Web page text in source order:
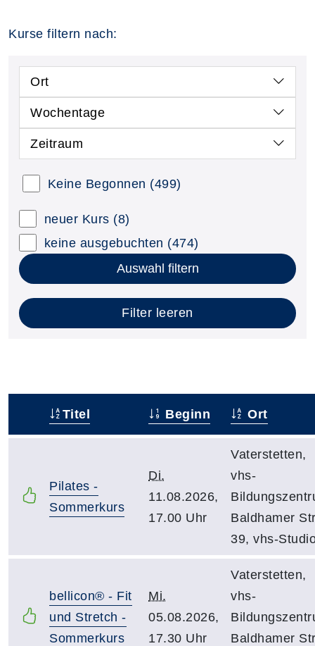
Kurse filtern nach:
Ort
Wochentage
Zeitraum
Keine Begonnen (499)
neuer Kurs (8)
keine ausgebuchten (474)
Auswahl filtern
Filter leeren
Titel Beginn Ort
Pilates -
Sommerkurs
Di.
11.08.2026,
17.00 Uhr
Vaterstetten,
vhs-
Baldhamer
39, vhs-
bellicon® - Fit
und Stretch -
Sommerkurs
Mi.
05.08.2026,
17.30 Uhr
Vaterstetten,
vhs-
Baldhamer